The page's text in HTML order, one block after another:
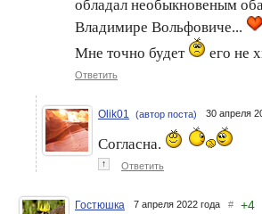
дебатов сползли штаны
свою жизнь
обладал необыкновеным
Владимире Вольфовиче...
Мне точно будет
его не
Ответить
Olik01 (автор поста) 30 апреля
Согласна.
↑ Ответить
Гостюшка 7 апреля 2022 года # +4